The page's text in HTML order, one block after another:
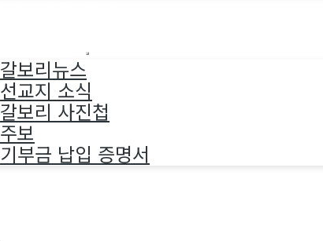
갈보리뉴스
선교지 소식
갈보리 사진첩
주보
기부금 납입 증명서